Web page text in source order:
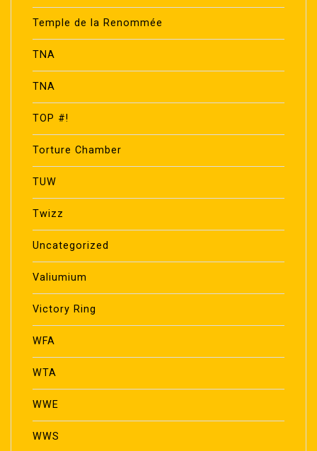
Temple de la Renommée
TNA
TNA
TOP #!
Torture Chamber
TUW
Twizz
Uncategorized
Valiumium
Victory Ring
WFA
WTA
WWE
WWS